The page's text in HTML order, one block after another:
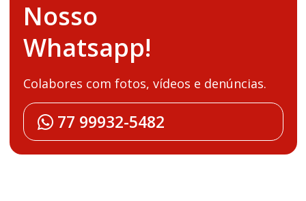
Nosso
Whatsapp!
Colabores com fotos, vídeos e denúncias.
77 99932-5482